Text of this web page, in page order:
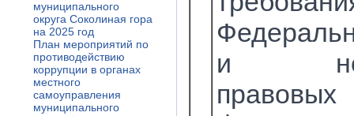
муниципального
округа Соколиная гора
на 2025 год
План мероприятий по
противодействию
коррупции в органах
местного
самоуправления
муниципального
и